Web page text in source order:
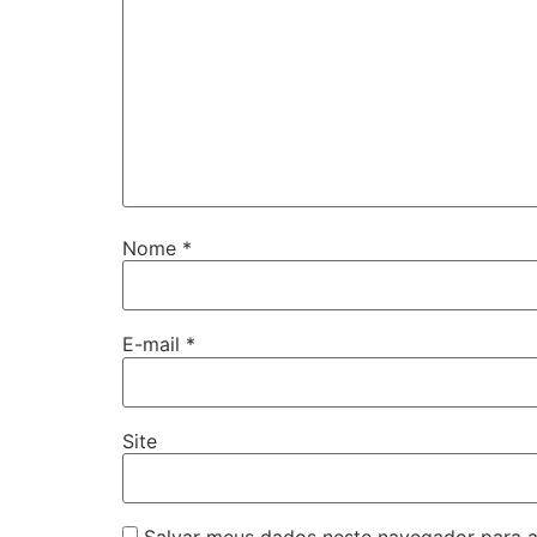
Nome *
E-mail *
Site